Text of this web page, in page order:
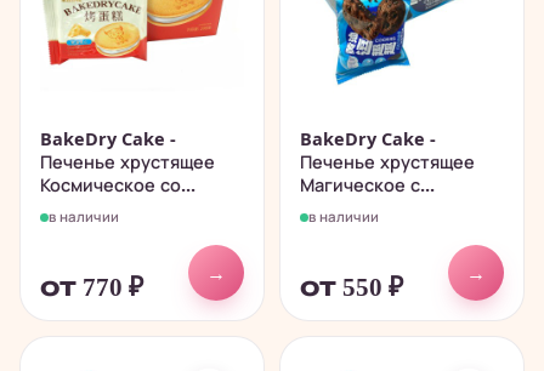
BakeDry Cake -
Печенье хрустящее
Космическое со...
в наличии
от 770 ₽
→
BakeDry Cake -
Печенье хрустящее
Магическое с...
в наличии
от 550 ₽
→